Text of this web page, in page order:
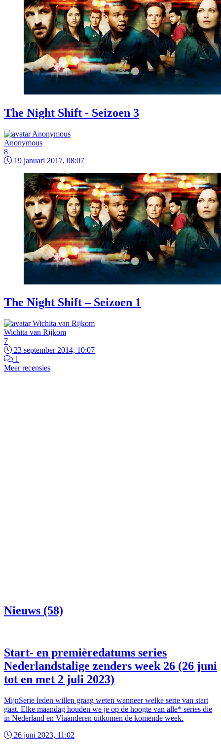
The Night Shift - Seizoen 3
Anonymous
8
19 januari 2017, 08:07
The Night Shift – Seizoen 1
Wichita van Rijkom
7
23 september 2014, 10:07
1
Meer recensies
Nieuws (58)
Start- en premièredatums series
Nederlandstalige zenders week 26 (26 juni
tot en met 2 juli 2023)
MijnSerie leden willen graag weten wanneer welke serie van start
gaat. Elke maandag houden we je op de hoogte van alle* series die
in Nederland en Vlaanderen uitkomen de komende week.
26 juni 2023, 11:02